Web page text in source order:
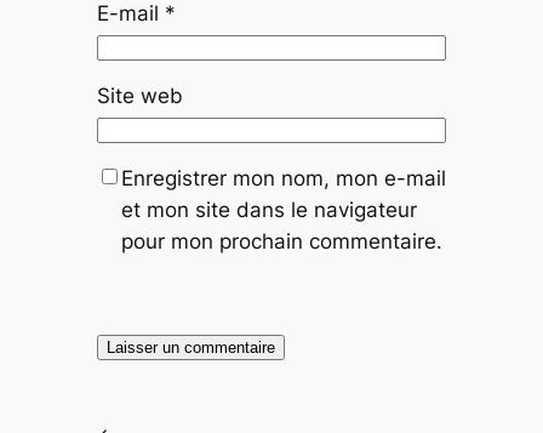
E-mail *
Site web
Enregistrer mon nom, mon e-mail
et mon site dans le navigateur
pour mon prochain commentaire.